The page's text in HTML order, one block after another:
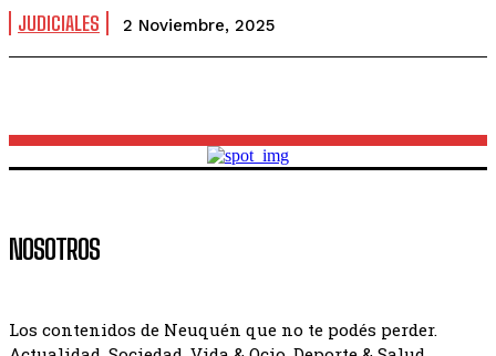
JUDICIALES 2 Noviembre, 2025
NOSOTROS
Los contenidos de Neuquén que no te podés perder.